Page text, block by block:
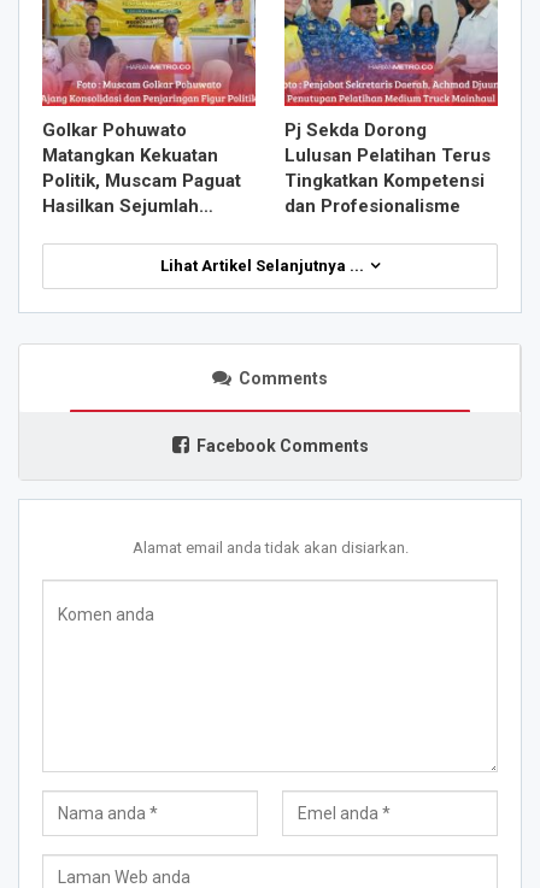
Golkar Pohuwato
Matangkan Kekuatan
Politik, Muscam Paguat
Hasilkan Sejumlah…
Pj Sekda Dorong
Lulusan Pelatihan Terus
Tingkatkan Kompetensi
dan Profesionalisme
Lihat Artikel Selanjutnya ...
Comments
Facebook Comments
Alamat email anda tidak akan disiarkan.